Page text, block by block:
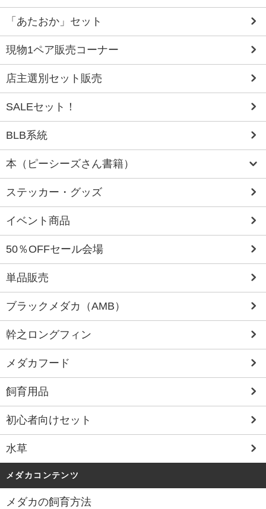
「あたおか」セット
現物1ペア販売コーナー
店主選別セット販売
SALEセット！
BLB系統
本（ピーシーズさん書籍）
ステッカー・グッズ
イベント商品
50％OFFセール会場
単品販売
ブラックメダカ（AMB）
幹之ロングフィン
メダカフード
飼育用品
初心者向けセット
水草
メダカコンテンツ
メダカの飼育方法